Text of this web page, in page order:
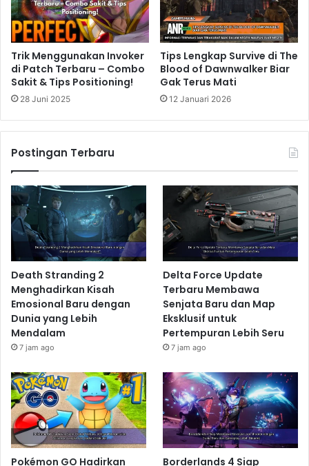
Trik Menggunakan Invoker
di Patch Terbaru – Combo
Sakit & Tips Positioning!
28 Juni 2025
Tips Lengkap Survive di The
Blood of Dawnwalker Biar
Gak Terus Mati
12 Januari 2026
Postingan Terbaru
Death Stranding 2
Menghadirkan Kisah
Emosional Baru dengan
Dunia yang Lebih
Mendalam
7 jam ago
Delta Force Update
Terbaru Membawa
Senjata Baru dan Map
Eksklusif untuk
Pertempuran Lebih Seru
7 jam ago
Pokémon GO Hadirkan Borderlands 4 Siap